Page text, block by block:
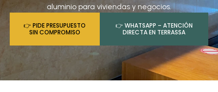
aluminio para viviendas y negocios.
👉 PIDE PRESUPUESTO
SIN COMPROMISO
👉 WHATSAPP – ATENCIÓN
DIRECTA EN TERRASSA